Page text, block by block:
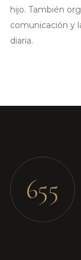
hijo. También
comunicación y
diaria.
655